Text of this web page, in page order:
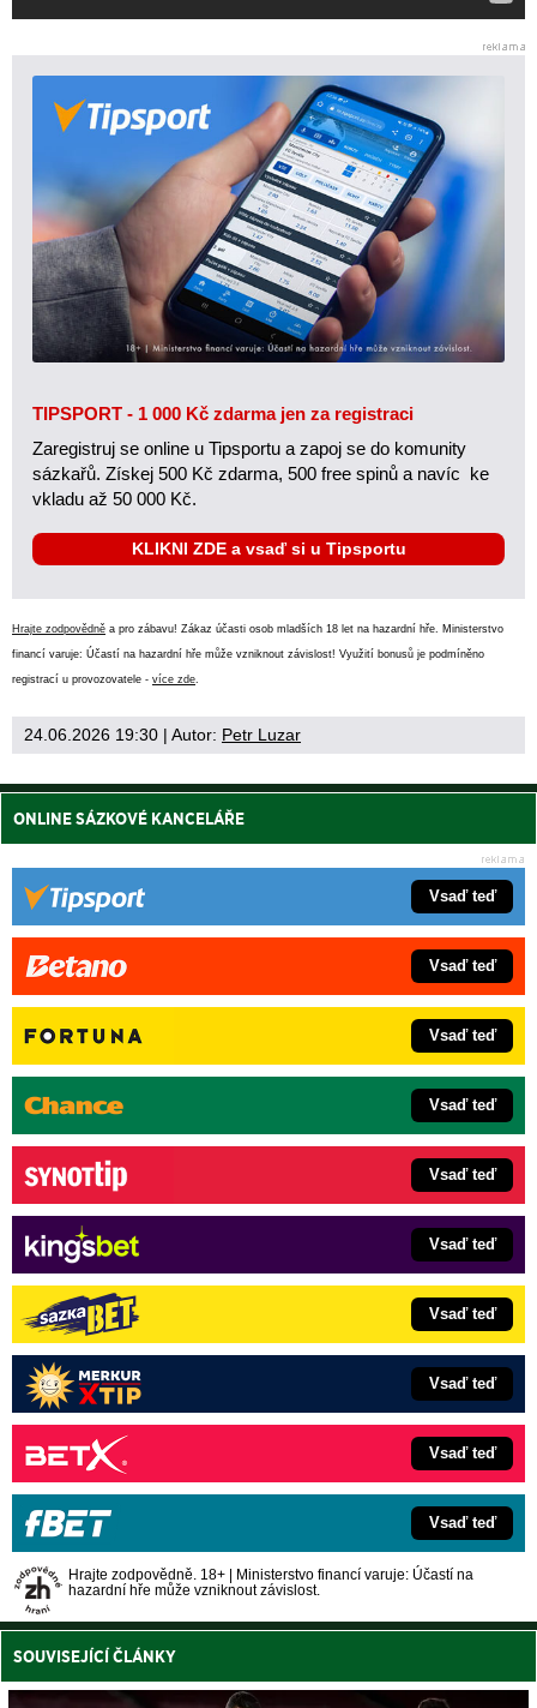
TIPSPORT - 1 000 Kč zdarma jen za registraci
Zaregistruj se online u Tipsportu a zapoj se do komunity
sázkařů. Získej 500 Kč zdarma, 500 free spinů a navíc ke
vkladu až 50 000 Kč.
KLIKNI ZDE a vsaď si u Tipsportu
Hrajte zodpovědně a pro zábavu! Zákaz účasti osob mladších 18 let na hazardní hře. Ministerstvo
financí varuje: Účastí na hazardní hře může vzniknout závislost! Využití bonusů je podmíněno
registrací u provozovatele - více zde
24.06.2026 19:30 | Autor: Petr Luzar
ONLINE SÁZKOVÉ KANCELÁŘE
Vsaď teď
Vsaď teď
Vsaď teď
Vsaď teď
Vsaď teď
Vsaď teď
Vsaď teď
Vsaď teď
Vsaď teď
Vsaď teď
Hrajte zodpovědně. 18+ | Ministerstvo financí varuje: Účastí na
hazardní hře může vzniknout závislost.
SOUVISEJÍCÍ ČLÁNKY